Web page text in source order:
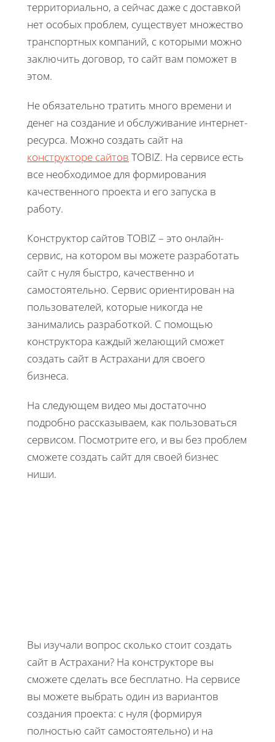
территориально, а сейчас даже с доставкой
нет особых проблем, существует множество
транспортных компаний, с которыми можно
заключить договор, то сайт вам поможет в
этом.
Не обязательно тратить много времени и
денег на создание и обслуживание интернет-
ресурса. Можно создать сайт на
конструкторе сайтов TOBIZ. На сервисе есть
все необходимое для формирования
качественного проекта и его запуска в
работу.
Конструктор сайтов TOBIZ – это онлайн-
сервис, на котором вы можете разработать
сайт с нуля быстро, качественно и
самостоятельно. Сервис ориентирован на
пользователей, которые никогда не
занимались разработкой. С помощью
конструктора каждый желающий сможет
создать сайт в Астрахани для своего
бизнеса.
На следующем видео мы достаточно
подробно рассказываем, как пользоваться
сервисом. Посмотрите его, и вы без проблем
сможете создать сайт для своей бизнес
ниши.
Вы изучали вопрос сколько стоит создать
сайт в Астрахани? На конструкторе вы
сможете сделать все бесплатно. На сервисе
вы можете выбрать один из вариантов
создания проекта: с нуля (формируя
полностью сайт самостоятельно) и на